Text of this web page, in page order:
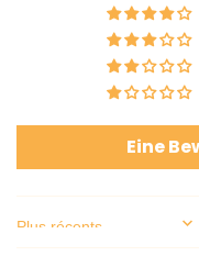
Eine
Sort by